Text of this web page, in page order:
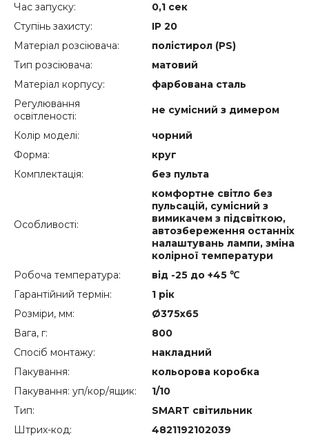
Час запуску:
0,1 сек
Ступінь захисту:
IP 20
Матеріал розсіювача:
полістирол (PS)
Тип розсіювача:
матовий
Матеріал корпусу:
фарбована сталь
Регулювання
освітленості:
не сумісний з димером
Колір моделі:
чорний
Форма:
круг
Комплектація:
без пульта
Особливості:
комфортне світло без
пульсацій, сумісний з
вимикачем з підсвіткою,
автозбереження останніх
налаштувань лампи, зміна
колірної температури
Робоча температура:
від -25 до +45 ℃
Гарантійний термін:
1 рік
Розміри, мм:
Ø375х65
Вага, г:
800
Спосіб монтажу:
накладний
Пакування:
кольорова коробка
Пакування: уп/кор/ящик:
1/10
Тип:
SMART світильник
Штрих-код:
4821192102039